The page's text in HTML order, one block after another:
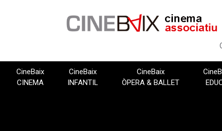
CineBaix
CINEMA
CineBaix
INFANTIL
CineBaix
ÒPERA & BALLET